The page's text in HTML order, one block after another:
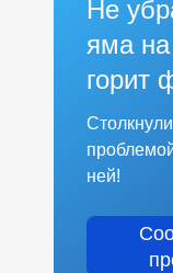
Не
яма на
горит
ней!